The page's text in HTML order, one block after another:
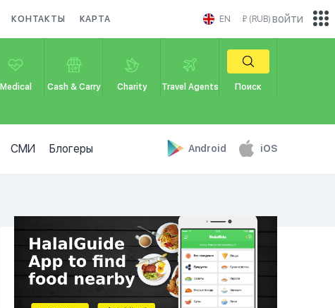
КОНТАКТЫ КАРТА EN ₽ (RUB)
Medical Cash & Carry Charity Travel Agents Поиск
СМИ Блогеры Android iOS
войти